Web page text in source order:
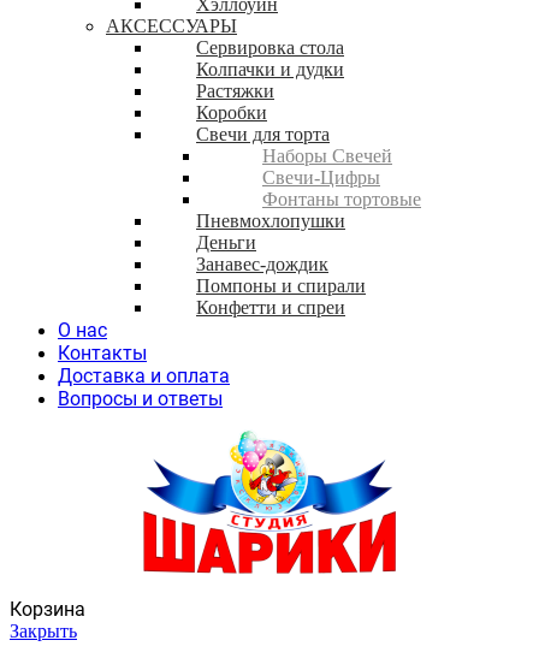
АКСЕССУАРЫ
Сервировка стола
Колпачки и дудки
Растяжки
Коробки
Свечи для торта
Наборы Свечей
Свечи-Цифры
Фонтаны тортовые
Пневмохлопушки
Деньги
Занавес-дождик
Помпоны и спирали
Конфетти и спреи
О нас
Контакты
Доставка и оплата
Вопросы и ответы
Корзина
Закрыть